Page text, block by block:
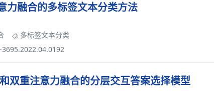
力融合的多标签文本分类方法
多标签文本分类
重注意力融合的分层交互答案选择模型